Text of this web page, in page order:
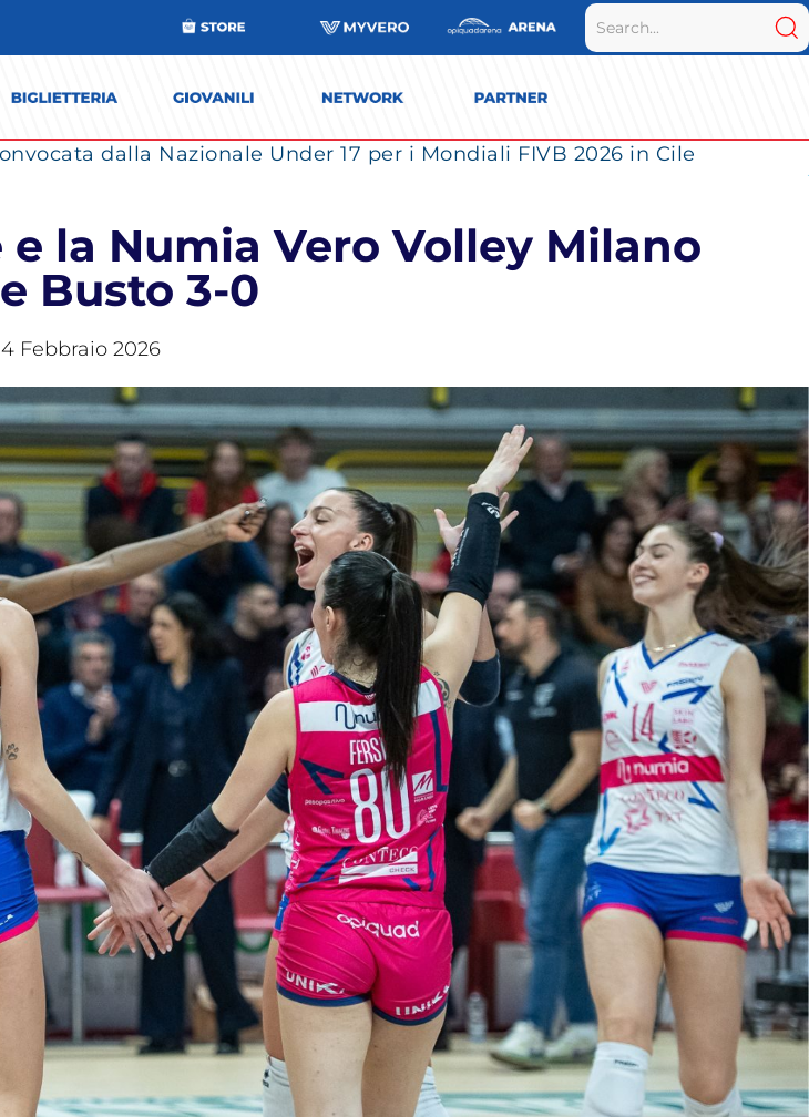
dalla Nazionale Under 17 per i Mondiali FIVB 2026 in Cile
la Numia Vero Volley Milano
Busto 3-0
Febbraio 2026